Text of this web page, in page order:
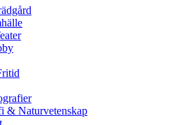
& Naturvetenskap